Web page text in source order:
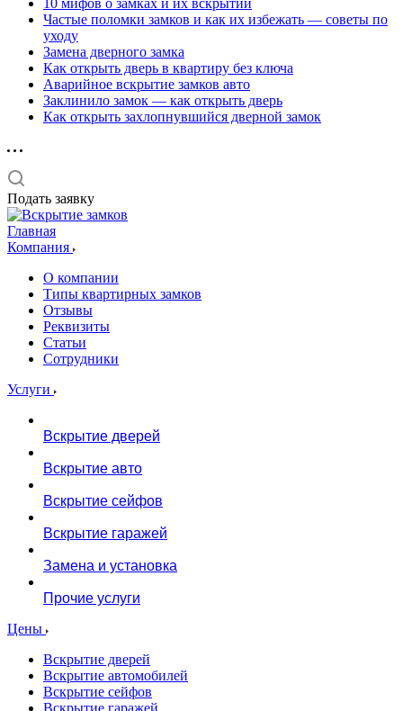
10 мифов о замках и их вскрытии
Частые поломки замков и как их избежать — советы по
уходу
Замена дверного замка
Как открыть дверь в квартиру без ключа
Аварийное вскрытие замков авто
Заклинило замок — как открыть дверь
Как открыть захлопнувшийся дверной замок
Подать заявку
Главная
Компания
О компании
Типы квартирных замков
Отзывы
Реквизиты
Статьи
Сотрудники
Услуги
Вскрытие дверей
Вскрытие авто
Вскрытие сейфов
Вскрытие гаражей
Замена и установка
Прочие услуги
Цены
Вскрытие дверей
Вскрытие автомобилей
Вскрытие сейфов
Вскрытие гаражей